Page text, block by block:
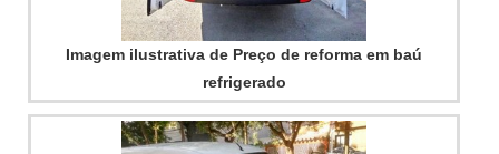
no segmento. Esse tipo de cuidado ajuda a garantir a
qualidade e durabilidade dos materiais, além de evitar
prejuízos com substituições frequentes de produtos que
não cumprem com suas funções adequadamente. Assim, é
possível poupar gastos desnecessários.Existem diversos
Imagem ilustrativa de Preço de reforma em baú
refrigerado